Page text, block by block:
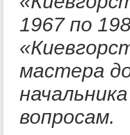
1967 по
мастера
вопросам.